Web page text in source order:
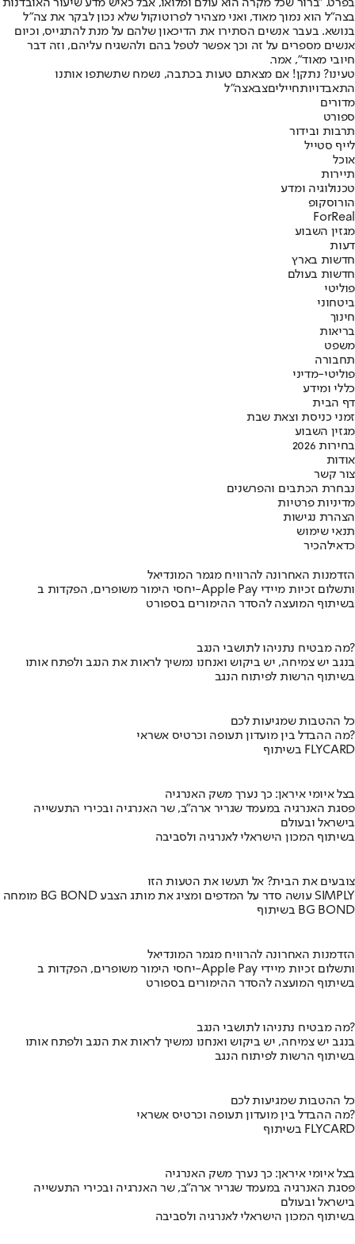
בפרט. "ברור שכל מקרה הוא עולם ומלואו, אבל כאיש מדע שיעור האובדנות
בצה"ל הוא נמוך מאוד, ואני מצהיר לפרוטוקול שלא נכון לבקר את צה"ל
בנושא. בעבר אנשים הסתירו את הדיכאון שלהם על מנת להתגייס, וכיום
אנשים מספרים על זה וכך אפשר לטפל בהם ולהשגיח עליהם, וזה דבר
חיובי מאוד", אמר.
טעינו? נתקן! אם מצאתם טעות בכתבה, נשמח שתשתפו אותנו
התאבדויותחייליםצבאצה"ל
מדורים
ספורט
תרבות ובידור
לייף סטייל
אוכל
תיירות
טכנולוגיה ומדע
הורוסקופ
ForReal
מגזין השבוע
דעות
חדשות בארץ
חדשות בעולם
פוליטי
ביטחוני
חינוך
בריאות
משפט
תחבורה
פוליטי-מדיני
כללי ומידע
דף הבית
זמני כניסת וצאת שבת
מגזין השבוע
בחירות 2026
אודות
צור קשר
נבחרת הכתבים והפרשנים
מדיניות פרטיות
הצהרת נגישות
תנאי שימוש
כדאילהכיר
הזדמנות האחרונה להרוויח מגמר המונדיאל
יחסי הימור משופרים, הפקדות ב-Apple Pay ותשלום זכיות מיידי
בשיתוף המועצה להסדר ההימורים בספורט
מה מבטיח נתניהו לתושבי הנגב?
בנגב יש צמיחה, יש ביקוש ואנחנו נמשיך לראות את הנגב ולפתח אותו
בשיתוף הרשות לפיתוח הנגב
כל ההטבות שמגיעות לכם
מה ההבדל בין מועדון תעופה וכרטיס אשראי?
בשיתוף FLYCARD
בצל איומי איראן: כך נערך משק האנרגיה
פסגת האנרגיה במעמד שגריר ארה"ב, שר האנרגיה ובכירי התעשייה
בישראל ובעולם
בשיתוף המכון הישראלי לאנרגיה ולסביבה
צובעים את הבית? אל תעשו את הטעות הזו
מומחה BG BOND עושה סדר על המדפים ומציג את מותג הצבע SIMPLY
בשיתוף BG BOND
הזדמנות האחרונה להרוויח מגמר המונדיאל
יחסי הימור משופרים, הפקדות ב-Apple Pay ותשלום זכיות מיידי
בשיתוף המועצה להסדר ההימורים בספורט
מה מבטיח נתניהו לתושבי הנגב?
בנגב יש צמיחה, יש ביקוש ואנחנו נמשיך לראות את הנגב ולפתח אותו
בשיתוף הרשות לפיתוח הנגב
כל ההטבות שמגיעות לכם
מה ההבדל בין מועדון תעופה וכרטיס אשראי?
בשיתוף FLYCARD
בצל איומי איראן: כך נערך משק האנרגיה
פסגת האנרגיה במעמד שגריר ארה"ב, שר האנרגיה ובכירי התעשייה
בישראל ובעולם
בשיתוף המכון הישראלי לאנרגיה ולסביבה